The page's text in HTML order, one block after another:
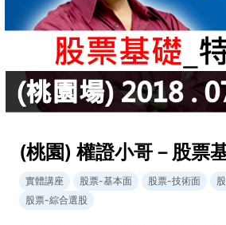
(桃園) 權證小哥－股票
實體講座 股票-基本面 股票-技術面
股票-綜合選股